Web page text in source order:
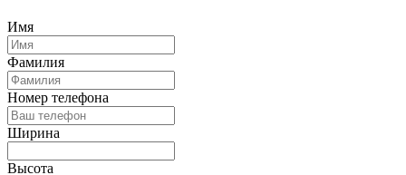
Имя
Фамилия
Номер телефона
Ширина
Высота